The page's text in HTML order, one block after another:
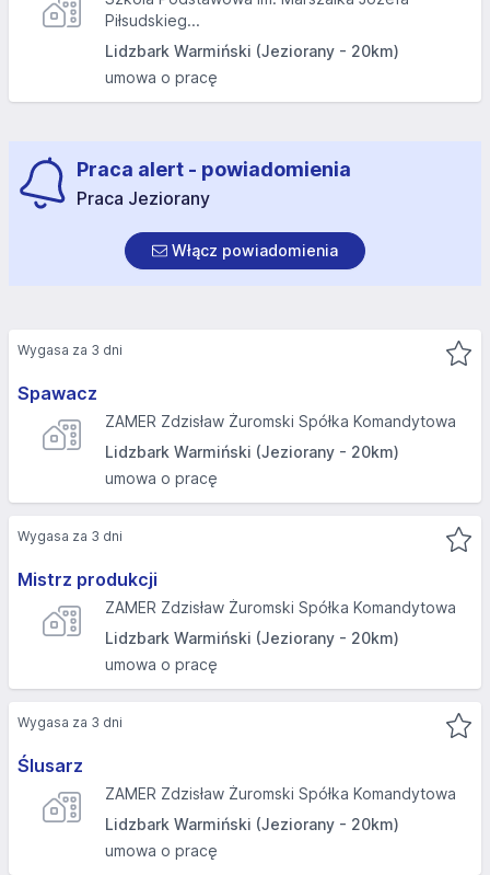
Piłsudskieg...
Lidzbark Warmiński (Jeziorany - 20km)
umowa o pracę
Praca alert - powiadomienia
Praca Jeziorany
Włącz powiadomienia
Spawacz
ZAMER Zdzisław Żuromski Spółka Komandytowa
Lidzbark Warmiński (Jeziorany - 20km)
umowa o pracę
Wygasa za 3 dni
Mistrz produkcji
ZAMER Zdzisław Żuromski Spółka Komandytowa
Lidzbark Warmiński (Jeziorany - 20km)
umowa o pracę
Wygasa za 3 dni
Ślusarz
ZAMER Zdzisław Żuromski Spółka Komandytowa
Lidzbark Warmiński (Jeziorany - 20km)
umowa o pracę
Wygasa za 3 dni